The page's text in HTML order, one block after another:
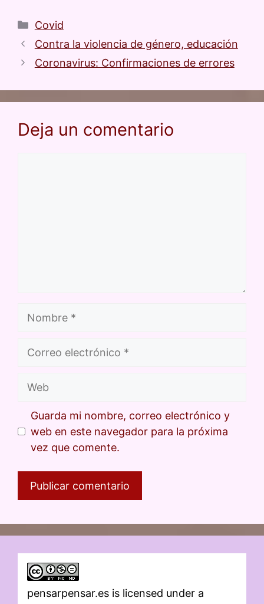
e
b
o
o
k
l
A
p
p
k
y
a
m
m
p
ar
Covid
Contra la violencia de género, educación
Coronavirus: Confirmaciones de errores
Deja un comentario
Guarda mi nombre, correo electrónico y
web en este navegador para la próxima
vez que comente.
pensarpensar.es is licensed under a